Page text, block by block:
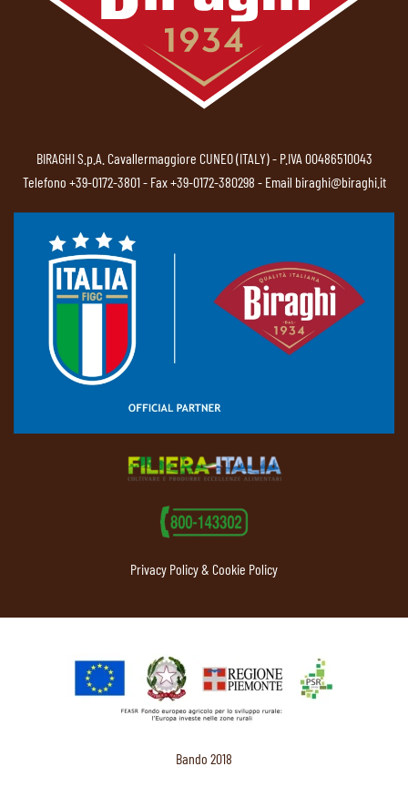
BIRAGHI S.p.A. Cavallermaggiore CUNEO (ITALY) - P.IVA 00486510043
Telefono +39-0172-3801- Fax +39-0172-380298 - Email biraghi@biraghi.it
Privacy Policy & Cookie Policy
Bando 2018